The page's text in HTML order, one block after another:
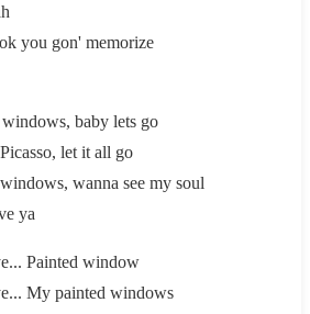
you gon' memorize
baby lets go
let it all go
wanna see my soul
ya
Painted window
My painted windows